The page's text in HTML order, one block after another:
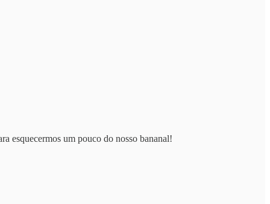
esquecermos um pouco do nosso bananal!